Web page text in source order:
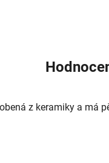
z keramiky a má